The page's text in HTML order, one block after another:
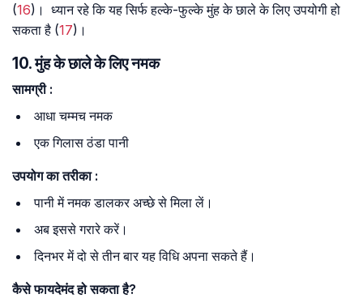
(16)। ध्यान रहे कि यह सिर्फ हल्के-फुल्के मुंह के छाले के लिए उपयोगी हो
सकता है (17)।
10. मुंह के छाले के लिए नमक
सामग्री:
आधा चम्मच नमक
एक गिलास ठंडा पानी
उपयोग का तरीका:
पानी में नमक डालकर अच्छे से मिला लें।
अब इससे गरारे करें।
दिनभर में दो से तीन बार यह विधि अपना सकते हैं।
कैसे फायदेमंद हो सकता है?